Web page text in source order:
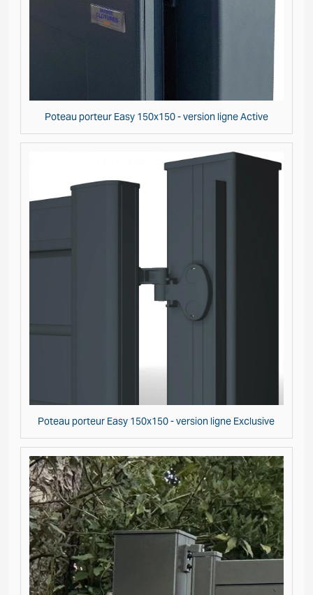
Poteau porteur Easy 150x150 - version ligne Active
Poteau porteur Easy 150x150 - version ligne Exclusive